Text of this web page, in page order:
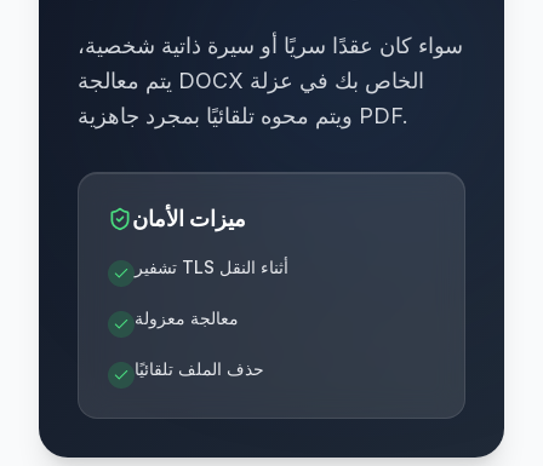
سواء كان عقدًا سريًا أو سيرة ذاتية شخصية،
يتم معالجة DOCX الخاص بك في عزلة
ويتم محوه تلقائيًا بمجرد جاهزية PDF.
ميزات الأمان
تشفير TLS أثناء النقل
معالجة معزولة
حذف الملف تلقائيًا